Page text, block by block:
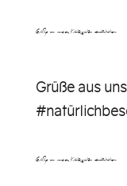
Grüße aus unserem Kräutergarten. #natürlichbeso…
Grüße aus
Grüße aus unserem Kräutergarten. #natürlichbeso…